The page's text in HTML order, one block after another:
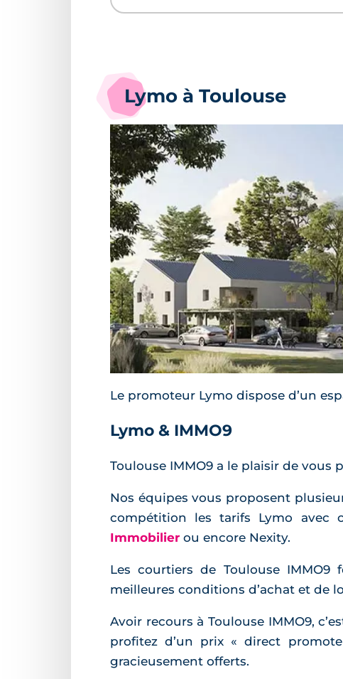
Lymo à Toulouse
Le promoteur Lymo dispose d’un
Lymo & IMMO9
Toulouse IMMO9 a le plaisir de
Nos équipes vous proposent
compétition les tarifs Lymo avec
Immobilier ou encore Nexity.
Les courtiers de Toulouse
meilleures conditions d’achat et de
Avoir recours à Toulouse IMMO9,
profitez d’un prix « direct
gracieusement offerts.